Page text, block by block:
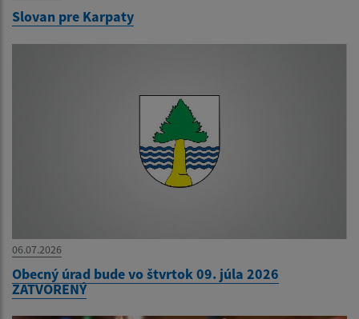
Slovan pre Karpaty
06.07.2026
Obecný úrad bude vo štvrtok 09. júla 2026
ZATVORENÝ